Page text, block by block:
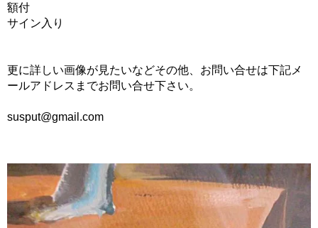
額付
サイン入り
更に詳しい画像が見たいなどその他、お問い合せは下記メ
ールアドレスまでお問い合せ下さい。
susput@gmail.com